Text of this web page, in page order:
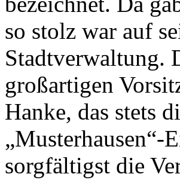
so stolz war auf
Stadtverwaltung.
großartigen
Hanke, das stets
„Musterhausen“-
sorgfältigst die